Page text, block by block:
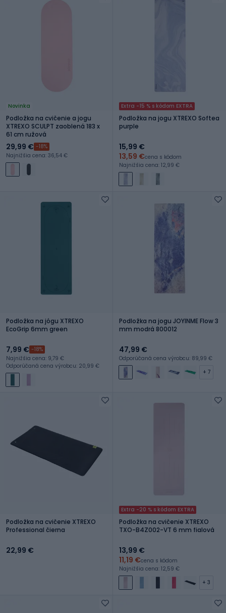
Novinka
Podložka na cvičenie a jogu
XTREXO SCULPT zaoblená 183 x
61 cm ružová
29,99 € -18%
Najnižšia cena: 36,54 €
Extra -15 % s kódom EXTRA
Podložka na jogu XTREXO Softea
purple
15,99 €
13,59 €cena s kódom
Najnižšia cena: 12,99 €
Podložka na jógu XTREXO
EcoGrip 6mm green
7,99 € -18%
Najnižšia cena: 9,79 €
Odporúčaná cena výrobcu: 20,99 €
Podložka na jogu JOYINME Flow 3
mm modrá 800012
47,99 €
Odporúčaná cena výrobcu: 89,99 €
+ 7
Podložka na cvičenie XTREXO
Professional čierna
22,99 €
Extra -20 % s kódom EXTRA
Podložka na cvičenie XTREXO
TXO-B4Z002-VT 6 mm fialová
13,99 €
11,19 €cena s kódom
Najnižšia cena: 12,59 €
+ 3